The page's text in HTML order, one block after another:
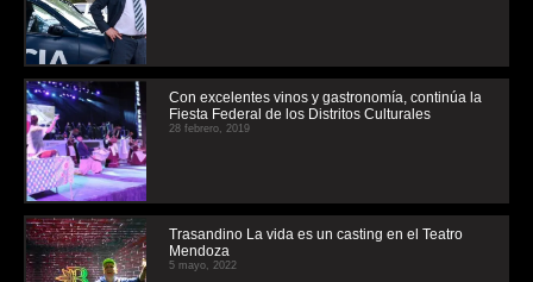
Con excelentes vinos y gastronomía, continúa la
Fiesta Federal de los Distritos Culturales
28 febrero, 2019
Trasandino La vida es un casting en el Teatro
Mendoza
5 mayo, 2022